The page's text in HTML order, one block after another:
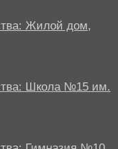
Жилой дом,
Школа №15 им.